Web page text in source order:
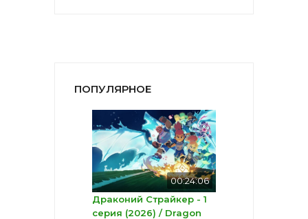
ПОПУЛЯРНОЕ
00:24:06
Драконий Страйкер - 1
серия (2026) / Dragon